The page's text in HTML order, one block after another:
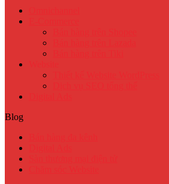
Blog